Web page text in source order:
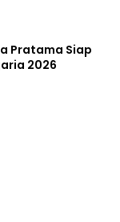
Pratama Siap
2026